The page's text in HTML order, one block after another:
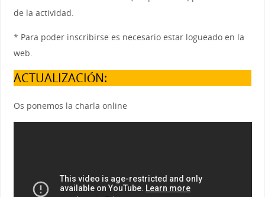
de la actividad.
* Para poder inscribirse es necesario estar logueado en la
web.
ACTUALIZACIÓN:
Os ponemos la charla online